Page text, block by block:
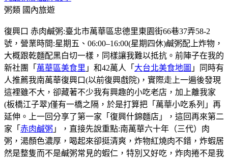
粥類 國內旅遊
復興口 赤肉鹹粥:臺北市萬華區忠德里東園街66巷37弄58-2
號，營業時間:星期五、06:00–16:00(星期四休)鹹粥配上炸物，
大概跟乾麵配黑白切一樣，同樣讓我難以抵抗。前陣子在我的
新社團「 萬華區美食里 」和42萬人「 大台北美食地圖 」同時有
人推薦我南萬華復興口(以前復興戲院)，實際走上一遍後發現
這裡雖不大，卻藏著不少我有興趣的小吃老店，加上離我家
(板橋江子翠)僅有一橋之隔，於是打算把「萬華小吃系列」再
延伸。上一回分享了第一家「復興什錦麵店」，這回再來第二
家「 赤肉鹹粥 」，直接先說重點:南萬華六十年（三代）肉
粥，湯顏色濃厚，喝起來卻挺清爽，炸物紅燒肉不錯，炸蝦居
然是整隻而不是鹹粥常見的蝦仁，特別又好吃，炸肉捲不是我